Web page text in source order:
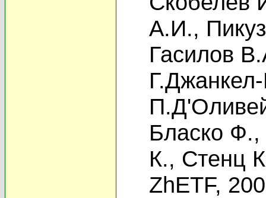
А.И.,
Гасилов
Бласко Ф.,
К., Стенц
ZhETF,